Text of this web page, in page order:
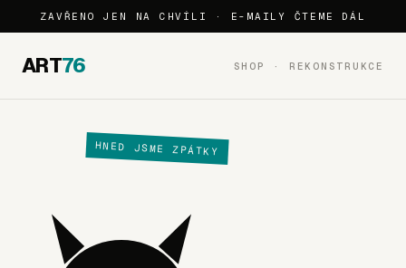
ZAVŘENO JEN NA CHVÍLI · E-MAILY ČTEME DÁL
ART76 SHOP · REKONSTRUKCE
HNED JSME ZPÁTKY